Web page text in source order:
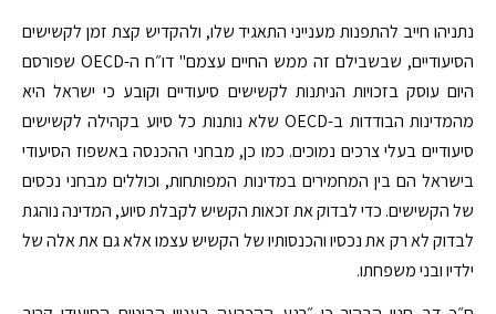
נתניהו חייב להתפנות מענייני התאגיד שלו, ולהקדיש קצת זמן לקשישים
הסיעודיים, שבשבילם זה ממש החיים עצמם" דו״ח ה-OECD שפורסם
היום עוסק בזכויות הניתנות לקשישים סיעודיים וקובע כי ישראל היא
מהמדינות הבודדות ב-OECD שלא נותנות כל סיוע בקהילה לקשישים
סיעודיים בעלי צרכים נמוכים. כמו כן, מבחני ההכנסה באשפוז הסיעודי
בישראל הם בין המחמירים במדינות המפותחות, וכוללים מבחני נכסים
של הקשישים. כדי לבדוק את זכאות הקשיש לקבלת סיוע, המדינה נוהגת
לבדוק לא רק את נכסיו והכנסותיו של הקשיש עצמו אלא גם את אלה של
ילדיו ובני משפחתו.